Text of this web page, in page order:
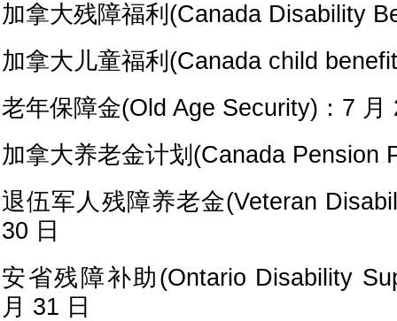
加拿大残障福利(Canada Disability
加拿大儿童福利(Canada child
老年保障金(Old Age Security)：7 月
加拿大养老金计划(Canada Pension
退伍军人残障养老金(Veteran
30 日
安省残障补助(Ontario Disability
月 31 日